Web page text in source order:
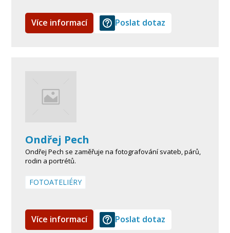
Více informací Poslat dotaz
Ondřej Pech
Ondřej Pech se zaměřuje na fotografování svateb, párů,
rodin a portrétů.
FOTOATELIÉRY
Více informací Poslat dotaz